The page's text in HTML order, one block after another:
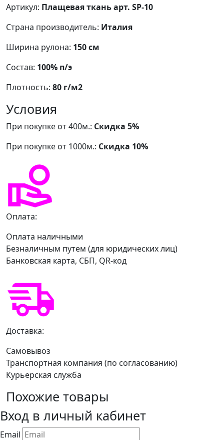
Артикул: Плащевая ткань арт. SP-10
Страна производитель: Италия
Ширина рулона: 150 см
Состав: 100% п/э
Плотность: 80 г/м2
Условия
При покупке от 400м.: Скидка 5%
При покупке от 1000м.: Скидка 10%
Оплата:
Оплата наличными
Безналичным путем (для юридических лиц)
Банковская карта, СБП, QR-код
Доставка:
Самовывоз
Транспортная компания (по согласованию)
Курьерская служба
Похожие товары
Вход в личный кабинет
Email